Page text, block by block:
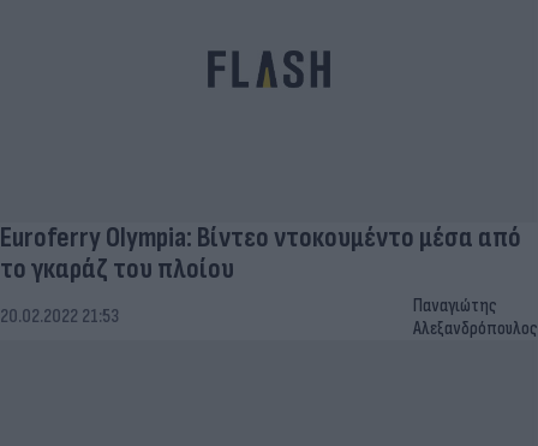
Euroferry Olympia: Βίντεο ντοκουμέντο μέσα από
το γκαράζ του πλοίου
20.02.2022 21:53
Παναγιώτης
Αλεξανδρόπουλος